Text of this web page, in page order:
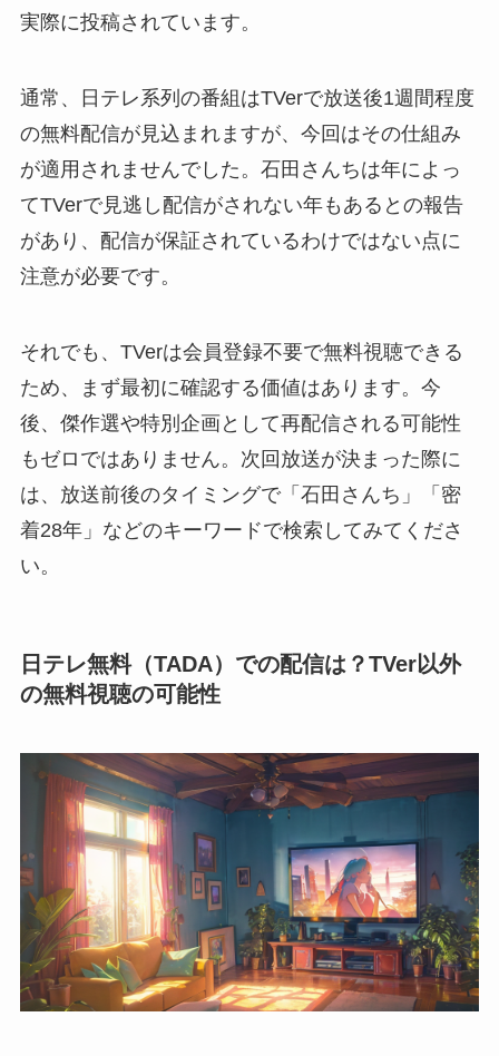
実際に投稿されています。
通常、日テレ系列の番組はTVerで放送後1週間程度
の無料配信が見込まれますが、今回はその仕組み
が適用されませんでした。石田さんちは年によっ
てTVerで見逃し配信がされない年もあるとの報告
があり、配信が保証されているわけではない点に
注意が必要です。
それでも、TVerは会員登録不要で無料視聴できる
ため、まず最初に確認する価値はあります。今
後、傑作選や特別企画として再配信される可能性
もゼロではありません。次回放送が決まった際に
は、放送前後のタイミングで「石田さんち」「密
着28年」などのキーワードで検索してみてくださ
い。
日テレ無料（TADA）での配信は？TVer以外
の無料視聴の可能性